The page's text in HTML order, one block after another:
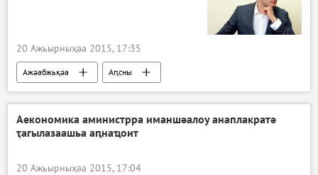
20 Ажьырныҳәа 2015, 17:35
Ажәабжьқәа
Аԥсны
Аԥсны Аҳәынҭқарреи Урыстәылатәи Афедерациеи рыбжьара Аиқәшаҳаҭра
Аекономика аминистрра иманшәалоу анаплакратә
ҭагылазаашьа аԥнаҵоит
20 Ажьырныҳәа 2015, 17:04